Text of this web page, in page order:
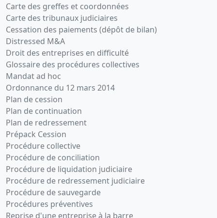
Carte des greffes et coordonnées
Carte des tribunaux judiciaires
Cessation des paiements (dépôt de bilan)
Distressed M&A
Droit des entreprises en difficulté
Glossaire des procédures collectives
Mandat ad hoc
Ordonnance du 12 mars 2014
Plan de cession
Plan de continuation
Plan de redressement
Prépack Cession
Procédure collective
Procédure de conciliation
Procédure de liquidation judiciaire
Procédure de redressement judiciaire
Procédure de sauvegarde
Procédures préventives
Reprise d'une entreprise à la barre